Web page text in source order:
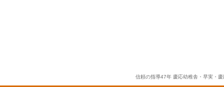
信頼の指導47年 慶応幼稚舎・早実・